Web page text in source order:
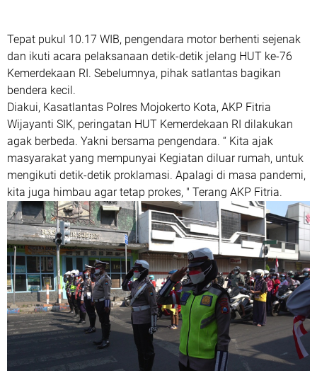
Tepat pukul 10.17 WIB, pengendara motor berhenti sejenak
dan ikuti acara pelaksanaan detik-detik jelang HUT ke-76
Kemerdekaan RI. Sebelumnya, pihak satlantas bagikan
bendera kecil.
Diakui, Kasatlantas Polres Mojokerto Kota, AKP Fitria
Wijayanti SIK, peringatan HUT Kemerdekaan RI dilakukan
agak berbeda. Yakni bersama pengendara. “ Kita ajak
masyarakat yang mempunyai Kegiatan diluar rumah, untuk
mengikuti detik-detik proklamasi. Apalagi di masa pandemi,
kita juga himbau agar tetap prokes, " Terang AKP Fitria.